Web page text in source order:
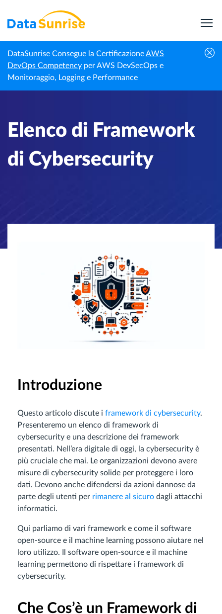
DataSunrise Consegue la CertificazioneAWS
DevOps Competency per AWS DevSecOps e
Monitoraggio, Logging e Performance
Homepage
Centro di
Conoscenza
Elenco di Framework di
Elenco di Framework
di Cybersecurity
Introduzione
Questo articolo discute i framework di cybersecurity.
Presenteremo un elenco di framework di
cybersecurity e una descrizione dei framework
presentati. Nell’era digitale di oggi, la cybersecurity è
più cruciale che mai. Le organizzazioni devono avere
misure di cybersecurity solide per proteggere i loro
dati. Devono anche difendersi da azioni dannose da
parte degli utenti per rimanere al sicuro dagli attacchi
informatici.
Qui parliamo di vari framework e come il software
open-source e il machine learning possono aiutare nel
loro utilizzo. Il software open-source e il machine
learning permettono di rispettare i framework di
cybersecurity.
Che Cos’è un Framework di